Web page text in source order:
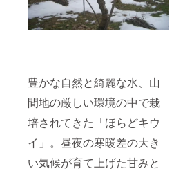
豊かな自然と綺麗な水、山
間地の厳しい環境の中で栽
培されてきた「ほらどキウ
イ」。昼夜の寒暖差の大き
い気候が育て上げた甘みと